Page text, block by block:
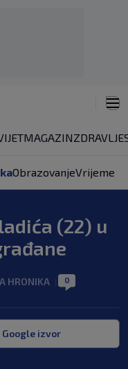
MAGAZINZDRAVLJE
ObrazovanjeVrijeme
(22) u
HRONIKA 0
Google izvor